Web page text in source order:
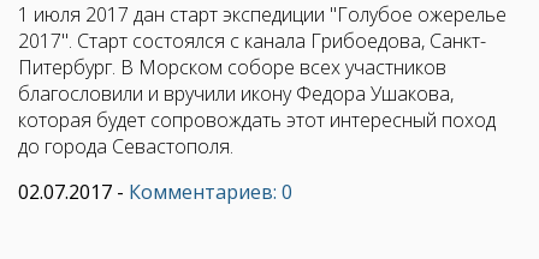
1 июля 2017 дан старт экспедиции "Голубое ожерелье
2017". Старт состоялся с канала Грибоедова, Санкт-
Питербург. В Морском соборе всех участников
благословили и вручили икону Федора Ушакова,
которая будет сопровождать этот интересный поход
до города Севастополя.
02.07.2017 - Комментариев: 0